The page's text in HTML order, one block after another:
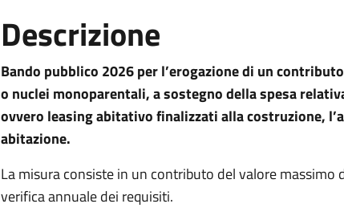
Descrizione
Bando pubblico 2026 per l’erogazione di un
o nuclei monoparentali, a sostegno della spesa
ovvero leasing abitativo finalizzati alla costruzione,
abitazione.
La misura consiste in un contributo del valore massimo
verifica annuale dei requisiti.